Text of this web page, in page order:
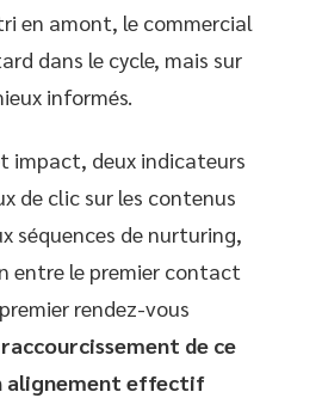
en amont, le commercial
dans le cycle, mais sur
informés.
impact, deux indicateurs
de clic sur les contenus
séquences de nurturing,
entre le premier contact
rendez-vous
raccourcissement de ce
alignement effectif